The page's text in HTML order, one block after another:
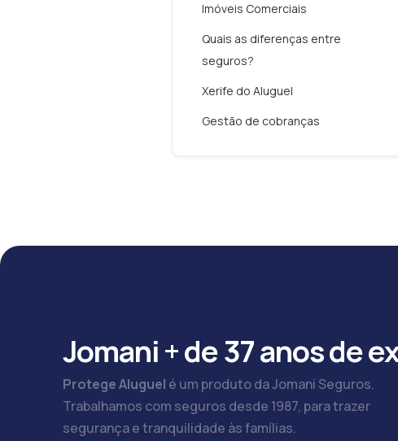
Imóveis Comerciais
Quais as diferenças entre
seguros?
Xerife do Aluguel
Gestão de cobranças
Jomani + de 37 anos de
Protege Aluguel é um produto da Jomani Seguros.
Trabalhamos com seguros desde 1987, para trazer
segurança e tranquilidade às famílias.